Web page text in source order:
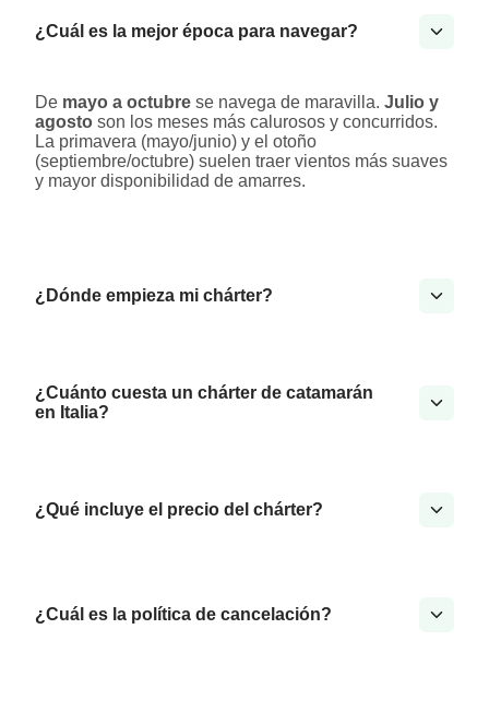
¿Cuál es la mejor época para navegar?
De mayo a octubre se navega de maravilla. Julio y
agosto son los meses más calurosos y concurridos.
La primavera (mayo/junio) y el otoño
(septiembre/octubre) suelen traer vientos más suaves
y mayor disponibilidad de amarres.
¿Dónde empieza mi chárter?
¿Cuánto cuesta un chárter de catamarán
en Italia?
¿Qué incluye el precio del chárter?
¿Cuál es la política de cancelación?